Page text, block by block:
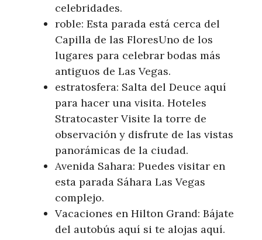
celebridades.
roble: Esta parada está cerca del
Capilla de las FloresUno de los
lugares para celebrar bodas más
antiguos de Las Vegas.
estratosfera: Salta del Deuce aquí
para hacer una visita. Hoteles
Stratocaster Visite la torre de
observación y disfrute de las vistas
panorámicas de la ciudad.
Avenida Sahara: Puedes visitar en
esta parada Sáhara Las Vegas
complejo.
Vacaciones en Hilton Grand: Bájate
del autobús aquí si te alojas aquí.